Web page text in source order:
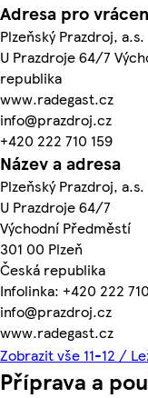
Adresa pro
Plzeňský Prazdroj, a.s.
U Prazdroje 64/7
republika
www.radegast.cz
info@prazdroj.cz
+420 222 710 159
Název a adresa
Plzeňský Prazdroj, a.s.
U Prazdroje 64/7
Východní Předměstí
301 00 Plzeň
Česká republika
Infolinka: +420 222
info@prazdroj.cz
www.radegast.cz
Zobrazit vše 11-12 /
Příprava a